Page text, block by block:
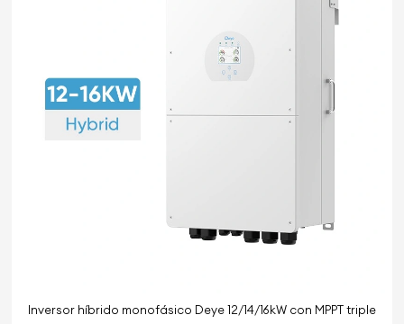
Inversor híbrido monofásico Deye 12/14/16kW con MPPT triple